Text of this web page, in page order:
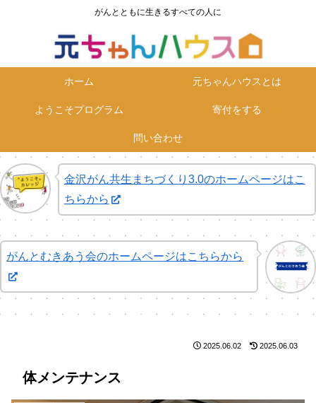
がんとともに生きるすべての人に
ホーム 元ちゃんハウスとは
ようこそプログラム 寄付をする
問い合わせ
金沢がん共生まちづくり3.0のホームページはこ
ちらから
がんとむきあう会のホームページはこちらから
体メンテナンス
2025.06.02 2025.06.03